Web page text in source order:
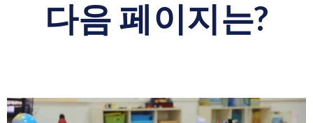
다음 페이지는?